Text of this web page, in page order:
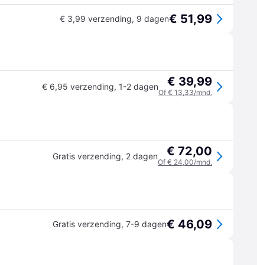
€ 3,99 verzending, 9 dagen€ 51,99
€ 6,95 verzending, 1-2 dagen € 39,99
Of € 13,33/mnd.
Gratis verzending, 2 dagen € 72,00
Of € 24,00/mnd.
Gratis verzending, 7-9 dagen€ 46,09